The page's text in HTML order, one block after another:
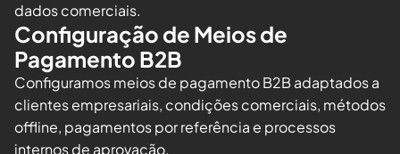
dados comerciais.
Configuração de Meios de
Pagamento B2B
Configuramos meios de pagamento B2B adaptados a
clientes empresariais, condições comerciais, métodos
offline, pagamentos por referência e processos
internos de aprovação.